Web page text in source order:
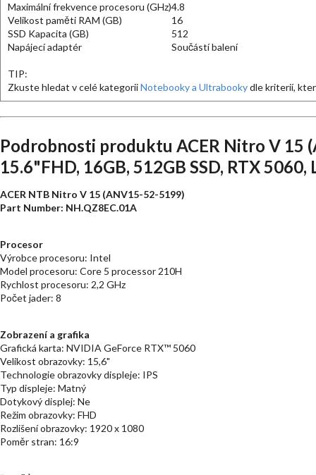
Maximální frekvence procesoru (GHz)4.8
Velikost paměti RAM (GB)
16
SSD Kapacita (GB)
512
Napájecí adaptér
Součástí balení
TIP:
Zkuste hledat v celé kategoriiNotebooky a Ultrabookydle kriterií,
Podrobnosti produktu ACER Nitro V 15
15.6"FHD, 16GB, 512GB SSD, RTX 5060,
ACER NTB Nitro V 15 (ANV15-52-5199)
Part Number: NH.QZ8EC.01A
Procesor
Výrobce procesoru: Intel
Model procesoru: Core 5 processor 210H
Rychlost procesoru: 2,2 GHz
Počet jader: 8
Zobrazení a grafika
Grafická karta: NVIDIA GeForce RTX™ 5060
Velikost obrazovky: 15,6"
Technologie obrazovky displeje: IPS
Typ displeje: Matný
Dotykový displej: Ne
Režim obrazovky: FHD
Rozlišení obrazovky: 1920 x 1080
Poměr stran: 16:9